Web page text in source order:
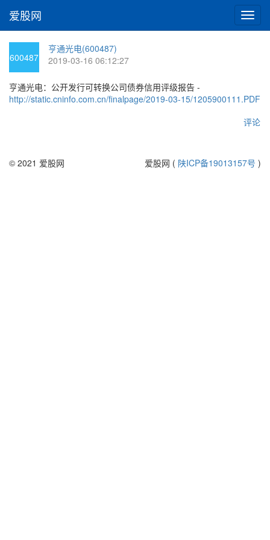
切
换
爱股网
600487
亨通光电(600487)
2019-03-16 06:12:27
亨通光电：公开发行可转换公司债券信用评级报告 -
http://static.cninfo.com.cn/finalpage/2019-03-15/1205900111.PDF
评论
© 2021 爱股网 爱股网 ( 陕ICP备19013157号 )